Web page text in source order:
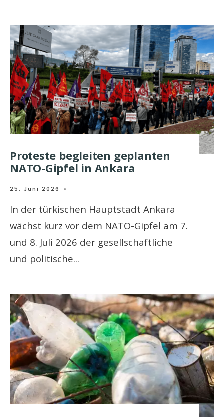
Proteste begleiten geplanten
NATO-Gipfel in Ankara
25. Juni 2026 •
In der türkischen Hauptstadt Ankara
wächst kurz vor dem NATO-Gipfel am 7.
und 8. Juli 2026 der gesellschaftliche
und politische...